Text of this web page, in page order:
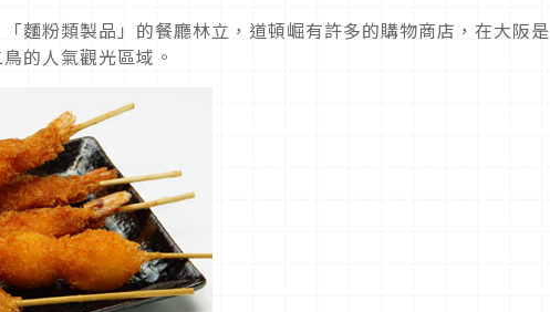
麵粉類製品」的餐廳林立，道頓崛有許多的購物商店，在大阪是
的人氣觀光區域。